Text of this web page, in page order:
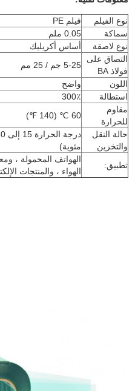
نوع الفيلم
فيلم PE
سماكة
0.05 ملم
نوع لاصقة
أساس أكريليك
التصاق على
فولاذ BA
5-25 جم / 25 مم
اللون
واضح
استطالة
300٪
مقاوم
للحرارة
60 ℃ (140 ℉)
حالة النقل
والتخزين
مئوية)
تطبيق:
الهواتف المحمولة ،
الهواء ، والمنتجات